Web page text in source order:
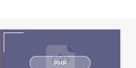
PHP